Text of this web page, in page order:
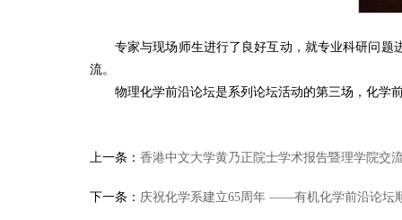
专家与现场师生进行了良好互动，就专业科研问
流。
物理化学前沿论坛是系列论坛活动的第三场，化学
上一条： 香港中文大学黄乃正院士学术报告暨理学院交
下一条： 庆祝化学系建立65周年 ——有机化学前沿论坛